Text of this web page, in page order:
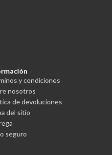
y condiciones
nosotros
de devoluciones
del sitio
seguro